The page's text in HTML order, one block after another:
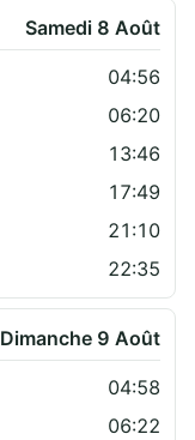
Samedi 8 Août
04:56
06:20
13:46
17:49
21:10
22:35
Dimanche 9 Août
04:58
06:22